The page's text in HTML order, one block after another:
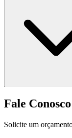
Fale
Solicite um